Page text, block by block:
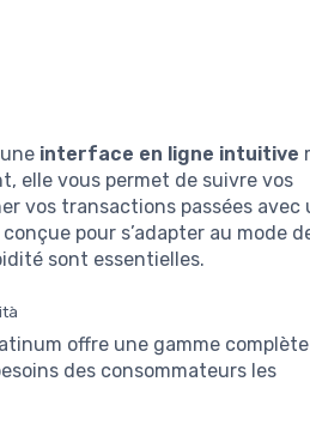
interface en ligne intuitive
elle vous permet de suivre vos
vos transactions passées avec
pour s’adapter au mode
sont essentielles.
offre une gamme
des consommateurs les